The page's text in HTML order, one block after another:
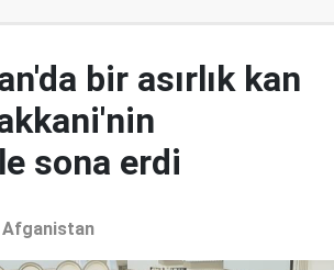
bir asırlık kan
sona erdi
Afganistan